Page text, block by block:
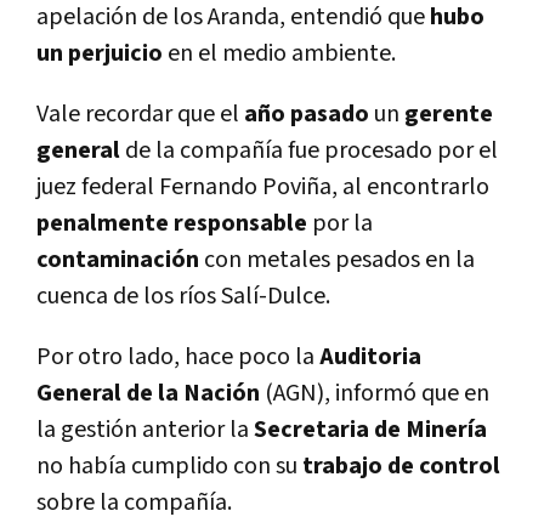
apelación de los Aranda, entendió quehubo
un perjuicio en el medio ambiente.
Vale recordar que el año pasado un gerente
generalde la compañía fue procesado por el
juez federal Fernando Poviña, al encontrarlo
penalmente responsable por la
contaminación con metales pesados en la
cuenca de los ríos Salí-Dulce.
Por otro lado, hace poco laAuditoria
General de la Nación (AGN), informó que en
la gestión anterior laSecretaria de Minería
no había cumplido con su trabajo de control
sobre la compañía.